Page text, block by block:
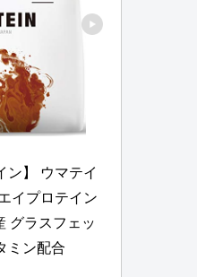
ン】 ウマテイ
イプロテイン
グラスフェッ
ミン配合